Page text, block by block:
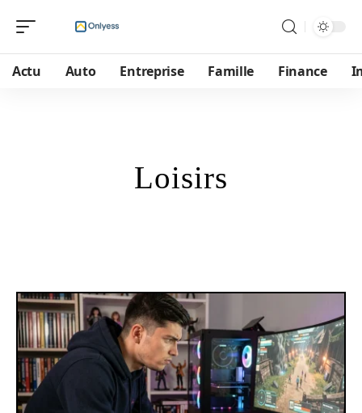
Actu Auto Entreprise Famille Finance
Loisirs